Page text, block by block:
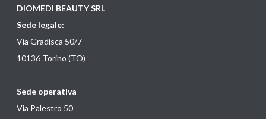
DIOMEDI BEAUTY SRL
Sede legale:
Via Gradisca 50/7
10136 Torino (TO)
Sede operativa
Via Palestro 50